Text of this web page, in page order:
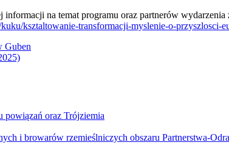
na temat programu oraz partnerów
ksztaltowanie-transformacji-myslenie-o-przyszlosci-
Guben
powiązań oraz Trójziemia
i browarów rzemieślniczych obszaru Partnerstwa-Odra